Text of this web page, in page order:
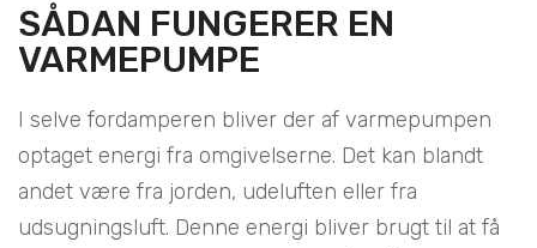
SÅDAN FUNGERER EN
VARMEPUMPE
I selve fordamperen bliver der af varmepumpen
optaget energi fra omgivelserne. Det kan blandt
andet være fra jorden, udeluften eller fra
udsugningsluft. Denne energi bliver brugt til at få